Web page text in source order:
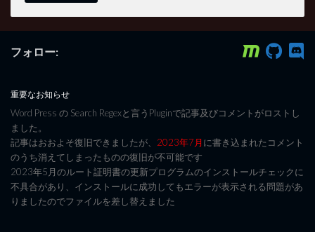
フォロー:
重要なお知らせ
Word Press の Search Regexと言うPluginで記事及びコメントがロストし
ました。
記事はおおよそ復旧できましたが、 2023年7月に書き込まれたコメント
のうち消えてしまったものの復旧が不可能です
2023年5月のルート証明書の更新プログラムのインストールチェックに
不具合があり、インストールに成功してもエラーが表示される問題があ
りましたのでファイルを差し替えました